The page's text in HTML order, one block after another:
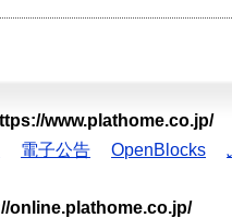
www.plathome.co.jp/
電子公告 OpenBlocks
online.plathome.co.jp/